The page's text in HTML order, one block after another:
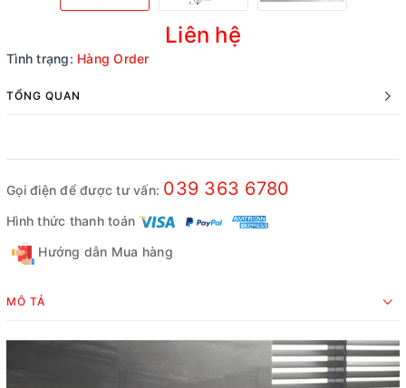
Liên hệ
Tình trạng: Hàng Order
TỔNG QUAN
Gọi điện để được tư vấn: 039 363 6780
Hình thức thanh toán
Hướng dẫn Mua hàng
MÔ TẢ